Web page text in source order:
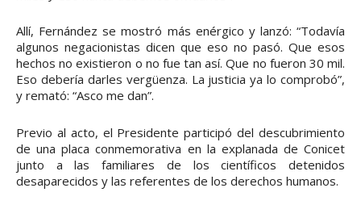
Allí, Fernández se mostró más enérgico y lanzó: “Todavía
algunos negacionistas dicen que eso no pasó. Que esos
hechos no existieron o no fue tan así. Que no fueron 30 mil.
Eso debería darles vergüenza. La justicia ya lo comprobó”,
y remató: “Asco me dan”.
Previo al acto, el Presidente participó del descubrimiento
de una placa conmemorativa en la explanada de Conicet
junto a las familiares de los científicos detenidos
desaparecidos y las referentes de los derechos humanos.